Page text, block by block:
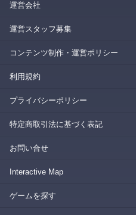
運営会社
運営スタッフ募集
コンテンツ制作・運営ポリシー
利用規約
プライバシーポリシー
特定商取引法に基づく表記
お問い合せ
Interactive Map
ゲームを探す